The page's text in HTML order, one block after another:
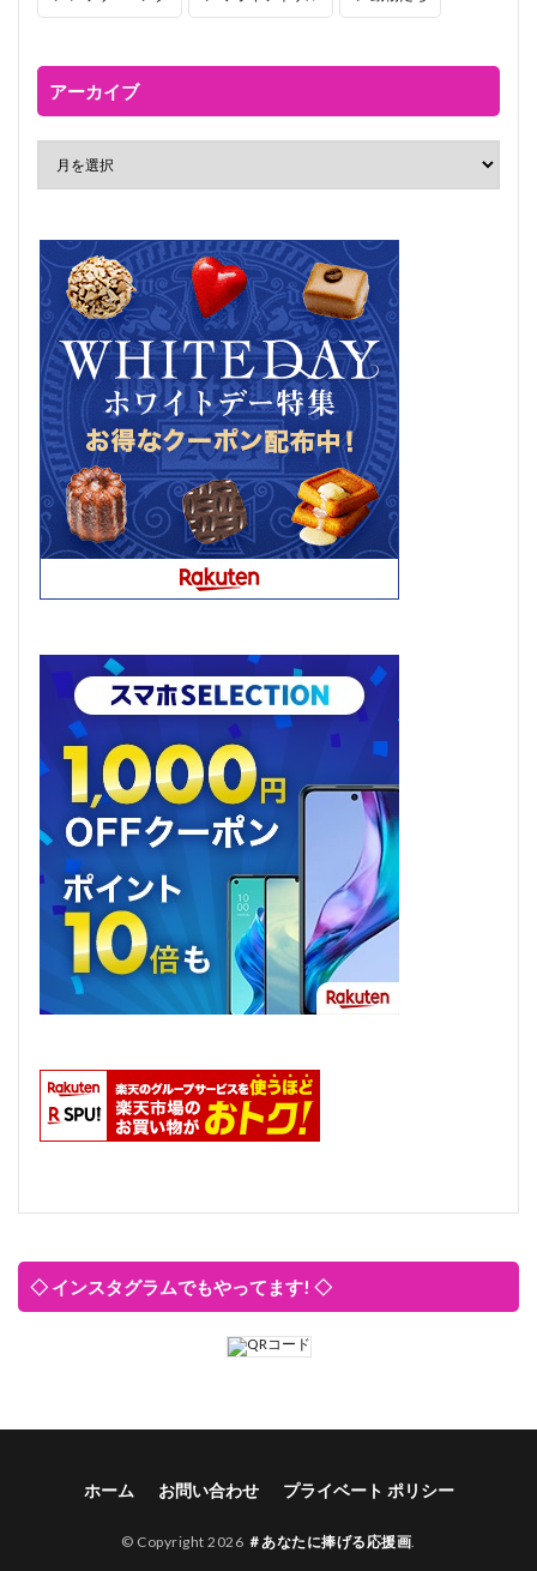
アーカイブ
◇ インスタグラムでもやってます! ◇
ホーム お問い合わせ プライベート ポリシー
© Copyright 2026 ＃あなたに捧げる応援画.